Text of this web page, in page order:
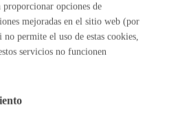
bibliotecas, archivo, carnets,
recursos, alegaciones
proporcionar opciones de
mejoradas en el sitio web (por
permite el uso de estas cookies,
servicios no funcionen